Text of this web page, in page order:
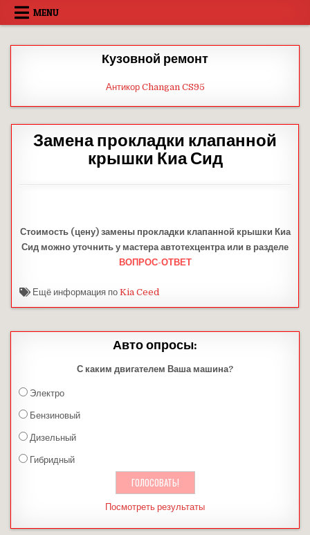
Skip
MENU
Кузовной ремонт
Антикор Changan CS95
Замена прокладки клапанной
крышки Киа Сид
Стоимость (цену) замены прокладки клапанной крышки Киа
Сид можно уточнить у мастера автотехцентра или в разделе
ВОПРОС-ОТВЕТ
Ещё информация поKia Ceed
Авто опросы:
С каким двигателем Ваша машина?
Электро
Бензиновый
Дизельный
Гибридный
Посмотреть результаты